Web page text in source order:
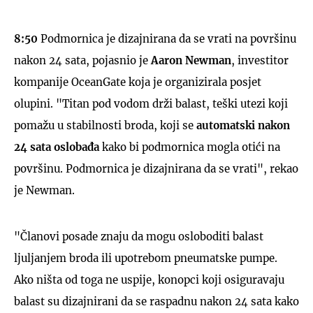
8:50 Podmornica je dizajnirana da se vrati na površinu
nakon 24 sata, pojasnio jeAaron Newman, investitor
kompanije OceanGate koja je organizirala posjet
olupini. "Titan pod vodom drži balast, teški utezi koji
pomažu u stabilnosti broda, koji se automatski nakon
24 sata oslobađakako bi podmornica mogla otići na
površinu. Podmornica je dizajnirana da se vrati", rekao
je Newman.
"Članovi posade znaju da mogu osloboditi balast
ljuljanjem broda ili upotrebom pneumatske pumpe.
Ako ništa od toga ne uspije, konopci koji osiguravaju
balast su dizajnirani da se raspadnu nakon 24 sata kako